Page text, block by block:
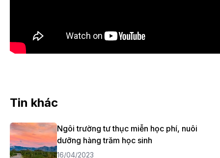
Tin khác
Ngôi trường tư thục miễn học phí, nuôi
dưỡng hàng trăm học sinh
16/04/2023